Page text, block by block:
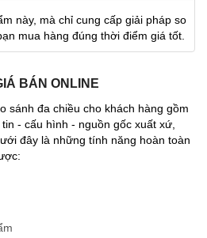
này, mà chỉ cung cấp giải pháp so
mua hàng đúng thời điểm giá tốt.
BÁN ONLINE
sánh đa chiều cho khách hàng gồm
- cấu hình - nguồn gốc xuất xứ,
đây là những tính năng hoàn toàn